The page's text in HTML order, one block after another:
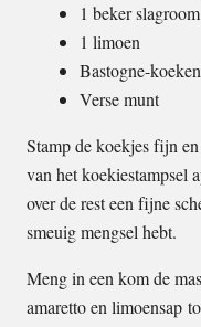
1 beker
1 limoen
Bastogne-
Verse munt
Stamp de koekjes fijn
van het koekiestampsel
over de rest een fijne
smeuig mengsel hebt.
Meng in een kom de
amaretto en limoensap